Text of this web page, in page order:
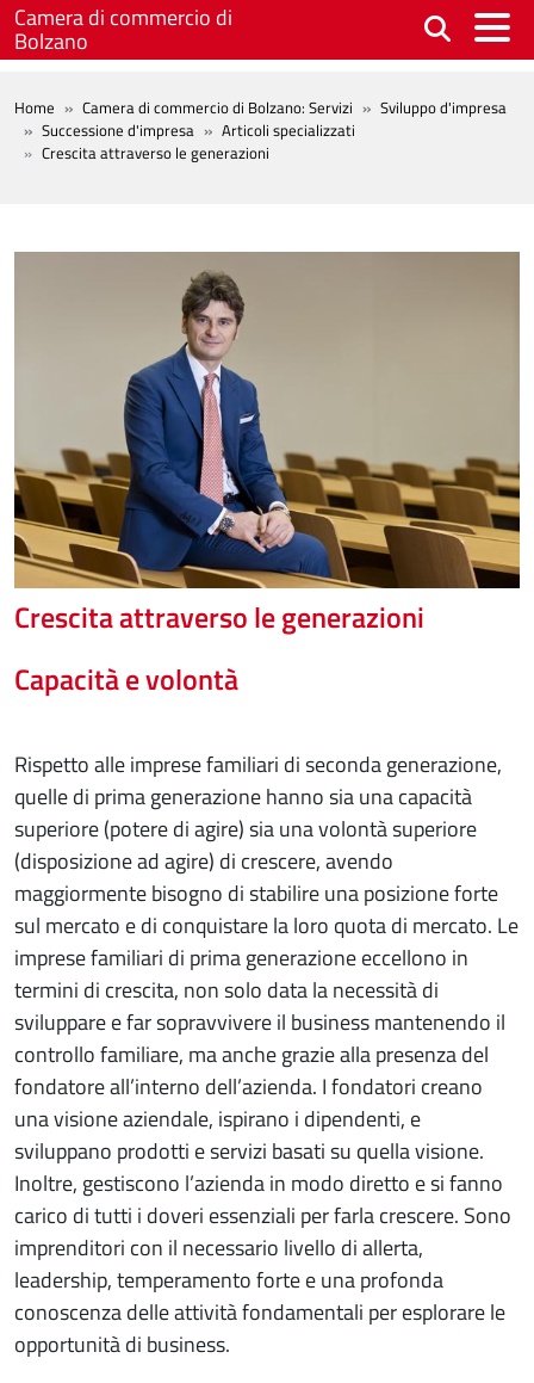
Salta al contenuto principale
Camera di commercio di
Bolzano
BREADCRUMB
Home Camera di commercio di Bolzano: Servizi
Sviluppo d'impresa
Successione d'impresa
Articoli specializzati
Crescita attraverso le generazioni
Crescita attraverso le generazioni
Capacità e volontà
Rispetto alle imprese familiari di seconda generazione,
quelle di prima generazione hanno sia una capacità
superiore (potere di agire) sia una volontà superiore
(disposizione ad agire) di crescere, avendo
maggiormente bisogno di stabilire una posizione forte
sul mercato e di conquistare la loro quota di mercato. Le
imprese familiari di prima generazione eccellono in
termini di crescita, non solo data la necessità di
sviluppare e far sopravvivere il business mantenendo il
controllo familiare, ma anche grazie alla presenza del
fondatore all’interno dell’azienda. I fondatori creano
una visione aziendale, ispirano i dipendenti, e
sviluppano prodotti e servizi basati su quella visione.
Inoltre, gestiscono l’azienda in modo diretto e si fanno
carico di tutti i doveri essenziali per farla crescere. Sono
imprenditori con il necessario livello di allerta,
leadership, temperamento forte e una profonda
conoscenza delle attività fondamentali per esplorare le
opportunità di business.